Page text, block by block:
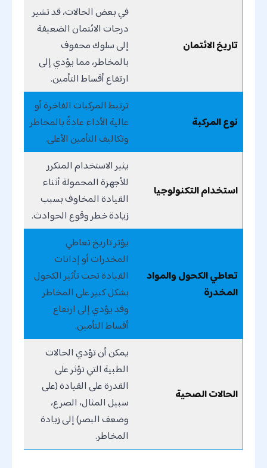
تاريخ الائتمان
في بعض الحالات، قد تشير
درجات الائتمان الضعيفة
إلى سلوك محفوف
بالمخاطر، مما يؤدي إلى
ارتفاع أقساط التأمين.
نوع المركبة
ترتبط المركبات الفاخرة أو
عالية الأداء عادةً بالمخاطر
وتكاليف التأمين الأعلى.
استخدام التكنولوجيا
يثير الاستخدام المتكرر
للأجهزة المحمولة أثناء
القيادة المخاوف بسبب
زيادة خطر وقوع الحوادث.
تعاطي الكحول والمواد
المخدرة
يؤثر تاريخ تعاطي
المخدرات أو إدانات
القيادة تحت تأثير الكحول
بشكل كبير على المخاطر
وقد يؤدي إلى ارتفاع
أقساط التأمين.
الحالات الصحية
يمكن أن تؤدي الحالات
الطبية التي تؤثر على
القدرة على القيادة (على
سبيل المثال، الصرع،
وضعف البصر) إلى زيادة
المخاطر.